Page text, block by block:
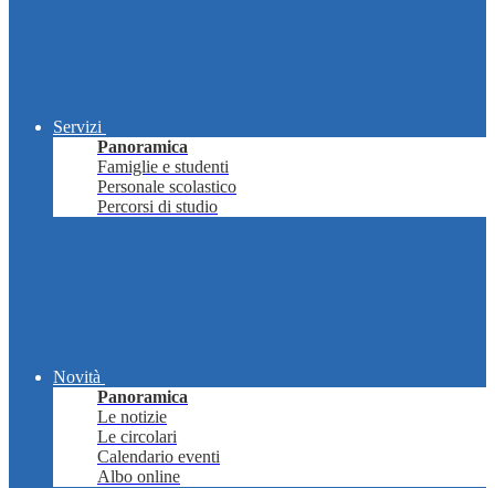
Servizi
Panoramica
Famiglie e studenti
Personale scolastico
Percorsi di studio
Novità
Panoramica
Le notizie
Le circolari
Calendario eventi
Albo online